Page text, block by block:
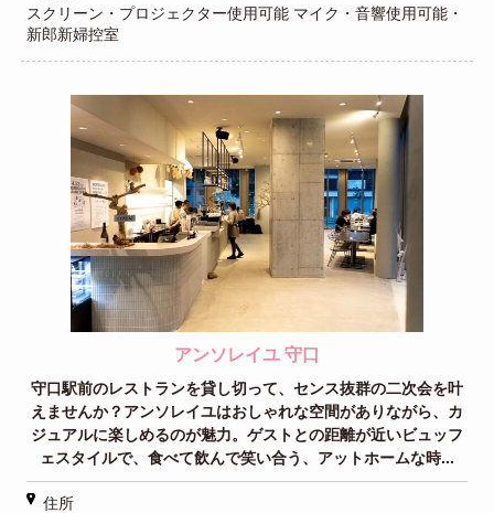
スクリーン・プロジェクター使用可能 マイク・音響使用可能・
新郎新婦控室
アンソレイユ 守口
守口駅前のレストランを貸し切って、センス抜群の二次会を叶
えませんか？アンソレイユはおしゃれな空間がありながら、カ
ジュアルに楽しめるのが魅力。ゲストとの距離が近いビュッフ
ェスタイルで、食べて飲んで笑い合う、アットホームな時...
住所